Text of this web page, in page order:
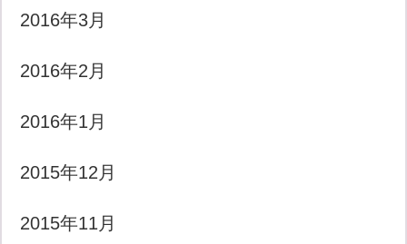
2016年3月
2016年2月
2016年1月
2015年12月
2015年11月